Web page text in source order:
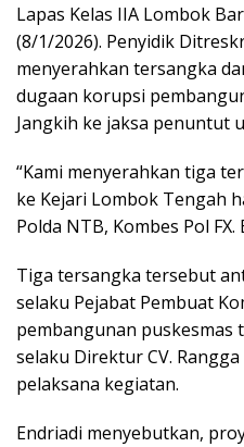
Lapas Kelas IIA Lombok
(8/1/2026). Penyidik
menyerahkan tersangka
dugaan korupsi
Jangkih ke jaksa penuntut
“Kami menyerahkan tiga
ke Kejari Lombok Tengah
Polda NTB, Kombes Pol FX.
Tiga tersangka tersebut
selaku Pejabat Pembuat
pembangunan puskesmas
selaku Direktur CV.
pelaksana kegiatan.
Endriadi menyebutkan,